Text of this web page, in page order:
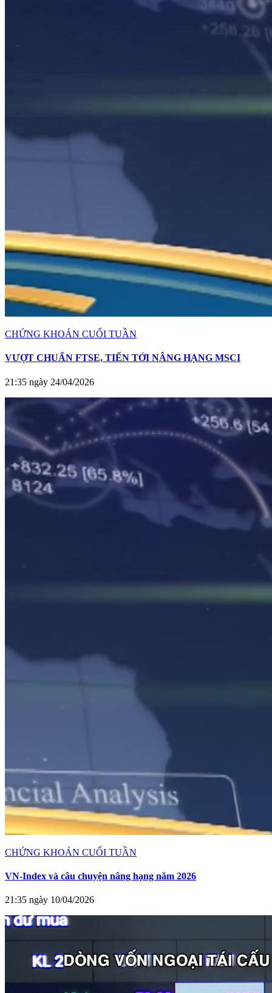
CHỨNG KHOÁN CUỐI TUẦN
VƯỢT CHUẨN FTSE, TIẾN TỚI NÂNG HẠNG MSCI
21:35 ngày 24/04/2026
CHỨNG KHOÁN CUỐI TUẦN
VN-Index và câu chuyện nâng hạng năm 2026
21:35 ngày 10/04/2026